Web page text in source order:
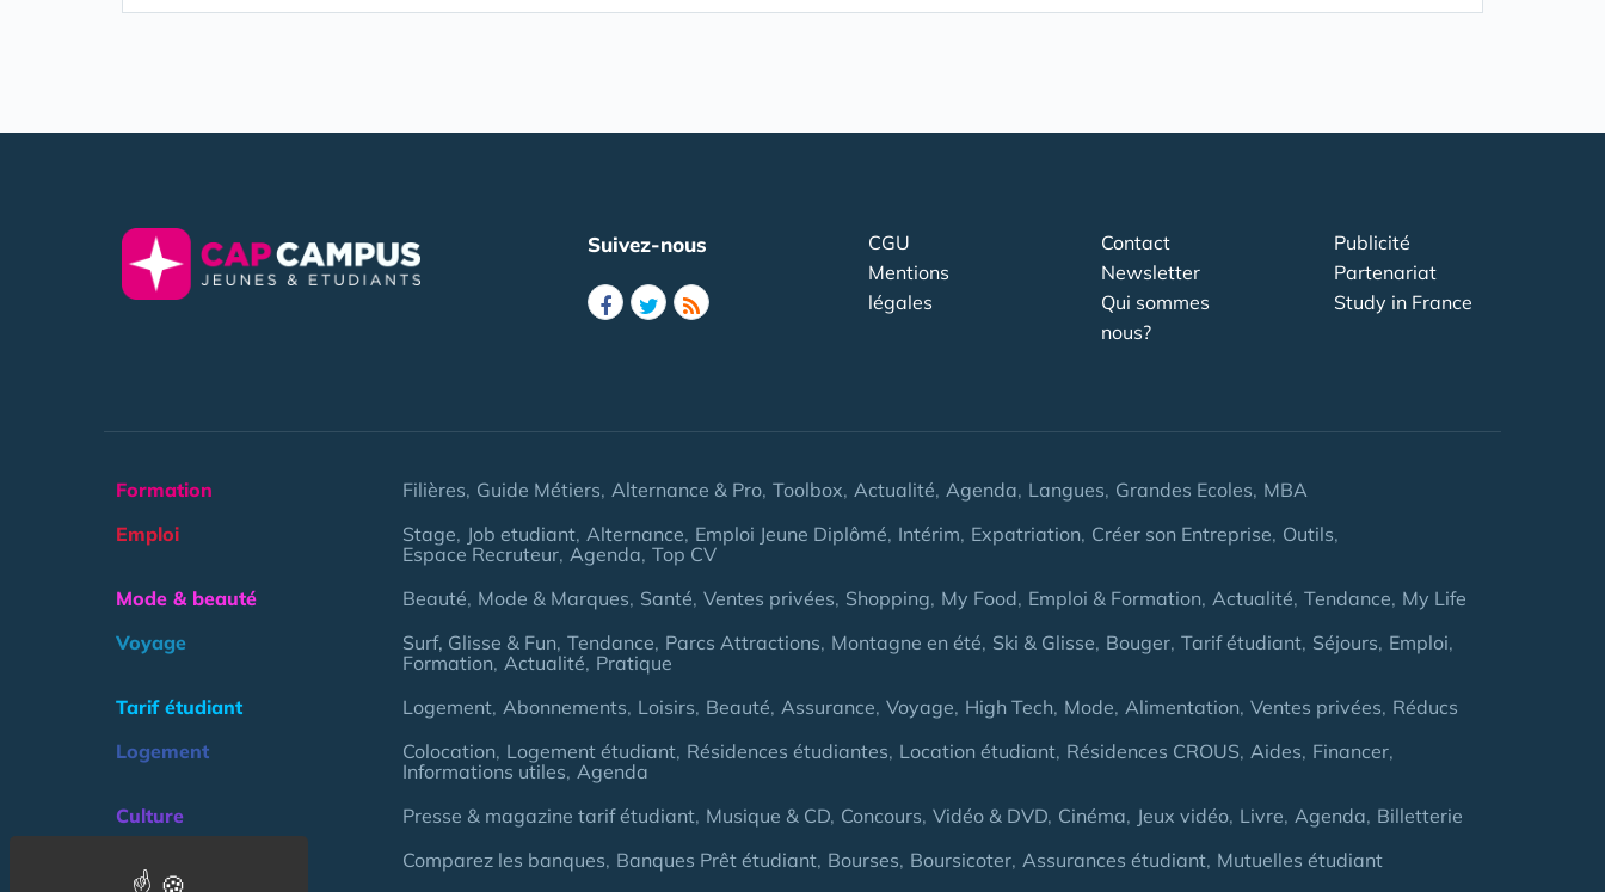
Suivez-nous
CGU
Mentions
légales
Contact
Newsletter
Qui sommes
nous?
Publicité
Partenariat
Study in France
Formation Filières Guide Métiers Alternance & Pro Toolbox Actualité Agenda Langues Grandes Ecoles MBA
Emploi
Stage Job etudiant Alternance Emploi Jeune Diplômé Intérim Expatriation Créer son Entreprise Outils
Espace Recruteur Agenda Top CV
Mode & beauté
Beauté Mode & Marques Santé Ventes privées Shopping My Food Emploi & Formation Actualité Tendance My Life
Voyage
Surf, Glisse & Fun Tendance Parcs Attractions Montagne en été Ski & Glisse Bouger Tarif étudiant Séjours Emploi
Formation Actualité Pratique
Tarif étudiant
Logement Abonnements Loisirs Beauté Assurance Voyage High Tech Mode Alimentation Ventes privées Réducs
Logement
Colocation Logement étudiant Résidences étudiantes Location étudiant Résidences CROUS Aides Financer
Informations utiles Agenda
Culture
Presse & magazine tarif étudiant Musique & CD Concours Vidéo & DVD Cinéma Jeux vidéo Livre Agenda Billetterie
Comparez les banques Banques Prêt étudiant Bourses Boursicoter Assurances étudiant Mutuelles étudiant